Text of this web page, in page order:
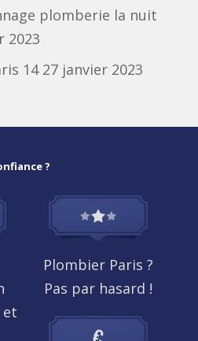
plomberie la nuit
2023
14 27 janvier 2023
?
et
Plombier Paris ?
Pas par hasard !